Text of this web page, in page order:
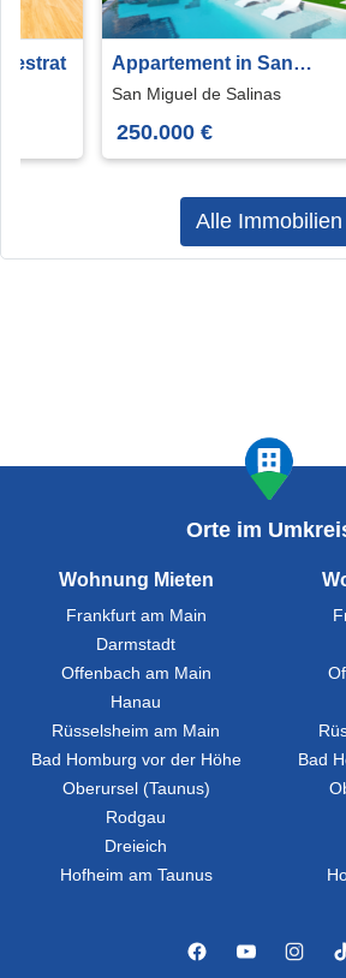
Appartement in San
Miguel de Salinas
San Miguel de Salinas
250.000 €
Alle Immobilien
Orte im
Wohnung Mieten
Frankfurt am Main
Darmstadt
Offenbach am Main
Hanau
Rüsselsheim am Main
Bad Homburg vor der Höhe
Oberursel (Taunus)
Rodgau
Dreieich
Hofheim am Taunus
Bad